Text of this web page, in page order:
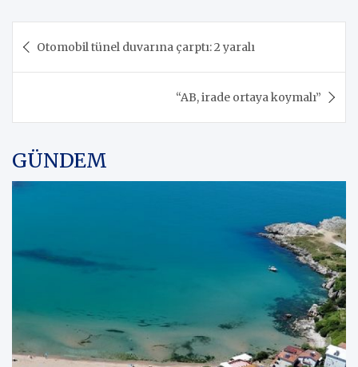
gezinmesi
Otomobil tünel duvarına çarptı: 2 yaralı
“AB, irade ortaya koymalı”
GÜNDEM